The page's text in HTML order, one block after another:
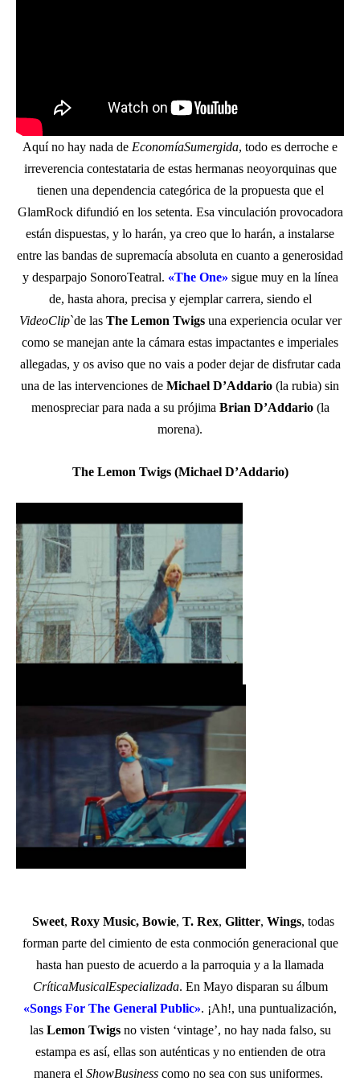
Aquí no hay nada de EconomíaSumergida, todo es derroche e
irreverencia contestataria de estas hermanas neoyorquinas que
tienen una dependencia categórica de la propuesta que el
GlamRock difundió en los setenta. Esa vinculación provocadora
están dispuestas, y lo harán, ya creo que lo harán, a instalarse
entre las bandas de supremacía absoluta en cuanto a generosidad
y desparpajo SonoroTeatral. «The One» sigue muy en la línea
de, hasta ahora, precisa y ejemplar carrera, siendo el
VideoClip`de las The Lemon Twigsuna experiencia ocular ver
como se manejan ante la cámara estas impactantes e imperiales
allegadas, y os aviso que no vais a poder dejar de disfrutar cada
una de las intervenciones de Michael D’Addario (la rubia) sin
menospreciar para nada a su prójima Brian D’Addario(la
morena).
The Lemon Twigs(Michael D’Addario)
Sweet, Roxy Music, Bowie, T. Rex, Glitter, Wings, todas
forman parte del cimiento de esta conmoción generacional que
hasta han puesto de acuerdo a la parroquia y a la llamada
CríticaMusicalEspecializada. En Mayo disparan su álbum
«Songs For The General Public». ¡Ah!, una puntualización,
las Lemon Twigs no visten ‘vintage’, no hay nada falso, su
estampa es así, ellas son auténticas y no entienden de otra
manera el ShowBusiness como no sea con sus uniformes.